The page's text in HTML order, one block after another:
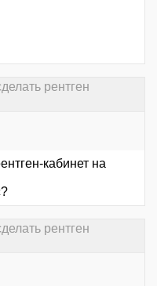
рентген
кабинет на
рентген